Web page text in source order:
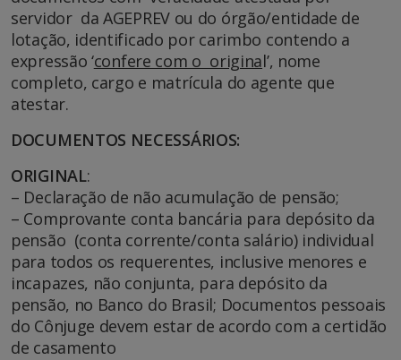
servidor da AGEPREV ou do órgão/entidade de
lotação, identificado por carimbo contendo a
expressão ‘confere com o original’, nome
completo, cargo e matrícula do agente que
atestar.
DOCUMENTOS NECESSÁRIOS:
ORIGINAL:
– Declaração de não acumulação de pensão;
– Comprovante conta bancária para depósito da
pensão (conta corrente/conta salário) individual
para todos os requerentes, inclusive menores e
incapazes, não conjunta, para depósito da
pensão, no Banco do Brasil; Documentos pessoais
do Cônjuge devem estar de acordo com a certidão
de casamento